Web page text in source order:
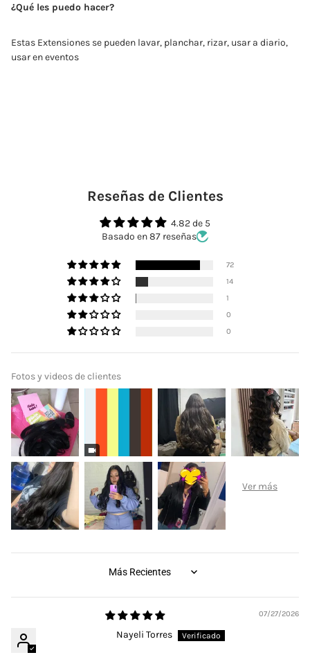
¿Qué les puedo hacer?
Estas Extensiones se pueden lavar, planchar, rizar, usar a diario,
usar en eventos
Reseñas de Clientes
4.82 de 5
Basado en 87 reseñas
72
14
1
0
0
Fotos y videos de clientes
SORT BY
07/27/2026
Nayeli Torres